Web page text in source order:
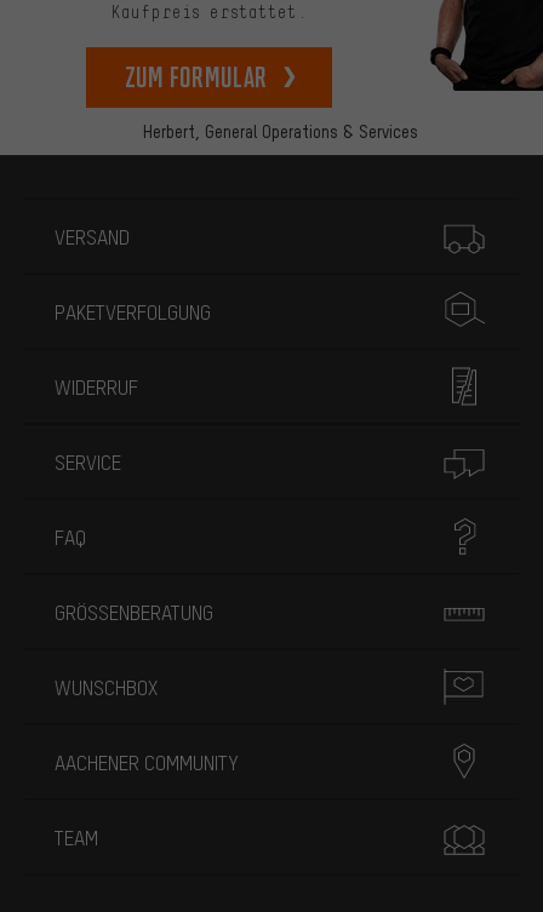
Herbert, General Operations & Services
Kaufpreis erstattet.
zum Formular
VERSAND
PAKETVERFOLGUNG
WIDERRUF
SERVICE
FAQ
GRÖSSENBERATUNG
WUNSCHBOX
AACHENER COMMUNITY
TEAM